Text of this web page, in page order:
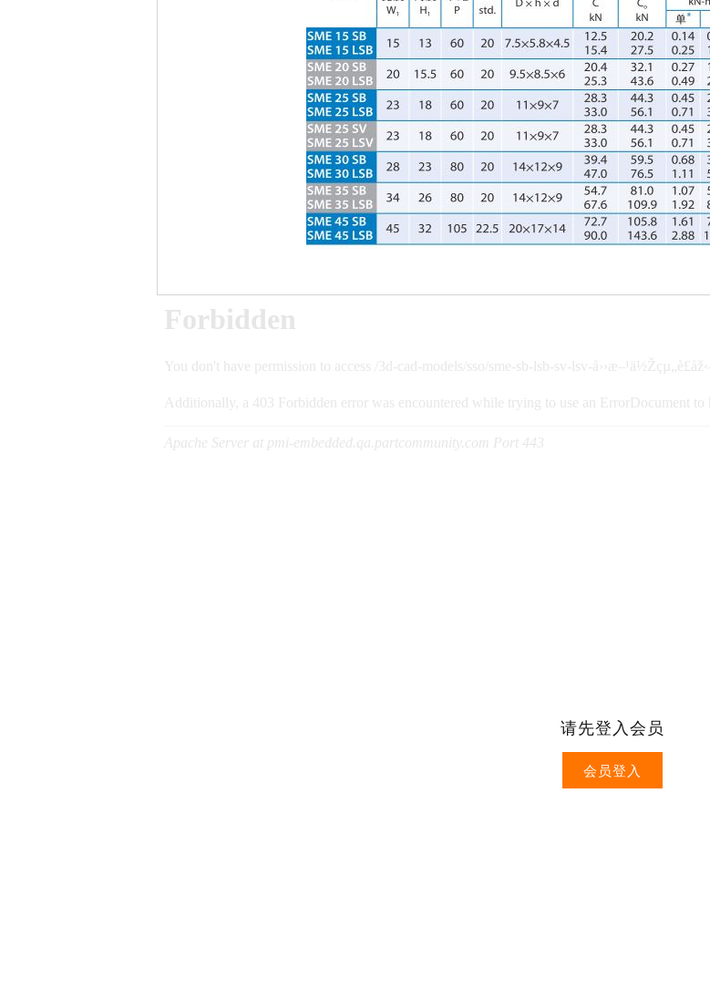
请先登入会员
会员登入